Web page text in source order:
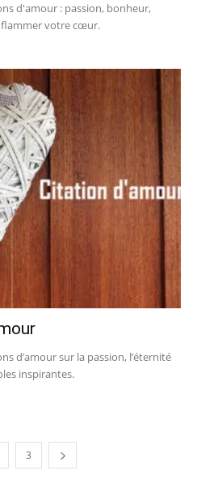
d'amour : passion, bonheur,
votre cœur.
d’amour sur la passion, l’éternité
inspirantes.
3